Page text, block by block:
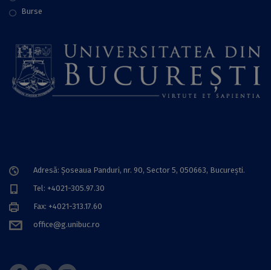
Burse
Adresă: Șoseaua Panduri, nr. 90, Sector 5, 050663, Bucureşti.
Tel: +4021-305.97.30
Fax: +4021-313.17.60
office@g.unibuc.ro